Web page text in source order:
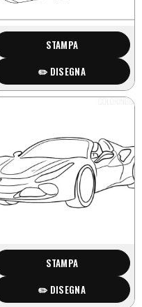
STAMPA
✏️ DISEGNA
STAMPA
✏️ DISEGNA